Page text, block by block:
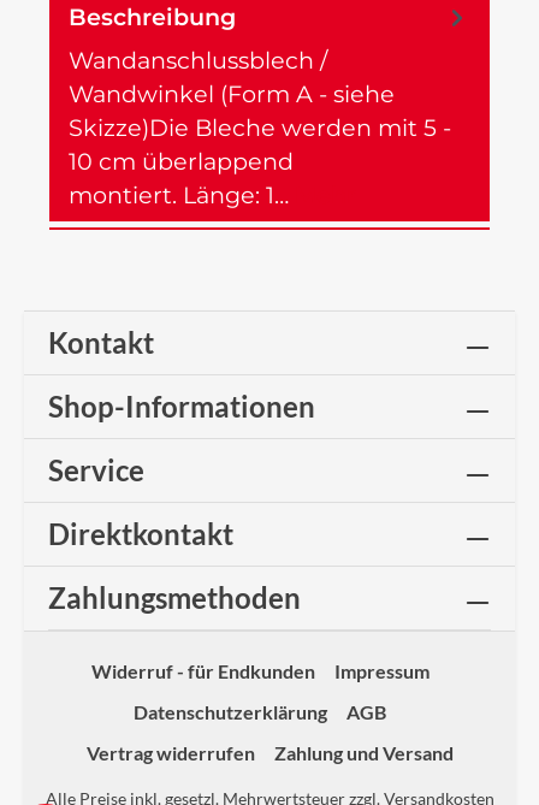
Beschreibung
Wandanschlussblech /
Wandwinkel (Form A - siehe
Skizze)Die Bleche werden mit 5 -
10 cm überlappend
montiert. Länge: 1…
Kontakt
Shop-Informationen
Service
Direktkontakt
Zahlungsmethoden
Widerruf - für Endkunden
Impressum
Datenschutzerklärung
AGB
Vertrag widerrufen
Zahlung und Versand
Alle Preise inkl. gesetzl. Mehrwertsteuer zzgl.Versandkosten